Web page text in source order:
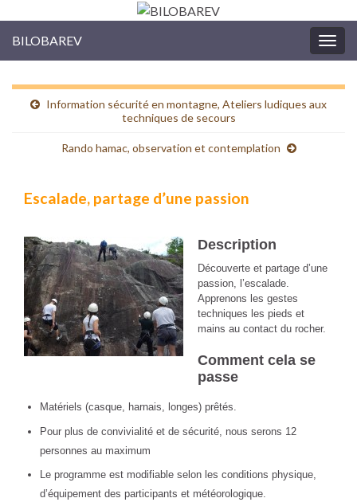
BILOBAREV
Information sécurité en montagne, Ateliers ludiques aux
techniques de secours
Rando hamac, observation et contemplation
Escalade, partage d’une passion
Description
Découverte et partage d’une
passion, l’escalade.
Apprenons les gestes
techniques les pieds et
mains au contact du rocher.
Comment cela se
passe
Matériels (casque, harnais, longes) prêtés.
Pour plus de convivialité et de sécurité, nous serons 12
personnes au maximum
Le programme est modifiable selon les conditions physique,
d’équipement des participants et météorologique.